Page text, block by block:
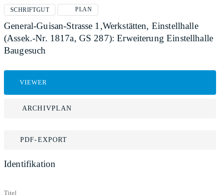
SCHRIFTGUT PLAN
General-Guisan-Strasse 1,Werkstätten, Einstellhalle
(Assek.-Nr. 1817a, GS 287): Erweiterung Einstellhalle
Baugesuch
VIEWER
ARCHIVPLAN
PDF-EXPORT
Identifikation
Titel